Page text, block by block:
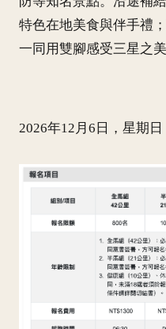
特色在地美食與伴手禮
一同用雙腳感受三星之美
2026年12月6日，星期